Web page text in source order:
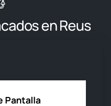
en Reus
Pantalla